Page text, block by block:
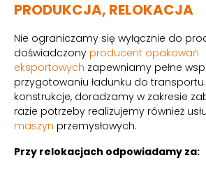
PRODUKCJA, RELOKACJA
Nie ograniczamy się wyłącznie do
doświadczony producent opakowań
eksportowych zapewniamy pełne
przygotowaniu ładunku do
konstrukcje, doradzamy w zakresie
razie potrzeby realizujemy również
maszyn przemysłowych.
Przy relokacjach odpowiadamy za: